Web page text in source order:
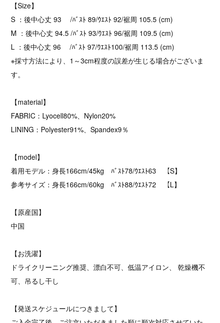
【Size】
S ：後中心丈 93 /ﾊﾞｽﾄ 89/ｳｴｽﾄ 92/裾周 105.5 (cm)
M ：後中心丈 94.5 /ﾊﾞｽﾄ 93/ｳｴｽﾄ 96/裾周 109.5 (cm)
L ：後中心丈 96 /ﾊﾞｽﾄ 97/ｳｴｽﾄ100/裾周 113.5 (cm)
※採寸方法により、1～3cm程度の誤差が生じる場合がございま
す。
【material】
FABRIC：Lyocell80%、Nylon20%
LINING：Polyester91%、Spandex9％
【model】
着用モデル：身長166cm/45kg ﾊﾞｽﾄ78/ｳｴｽﾄ63 【S】
参考サイズ：身長166cm/60kg ﾊﾞｽﾄ88/ｳｴｽﾄ72 【L】
【原産国】
中国
【お洗濯】
ドライクリーニング推奨、漂白不可、低温アイロン、 乾燥機不
可、吊るし干し
【発送スケジュールにつきまして】